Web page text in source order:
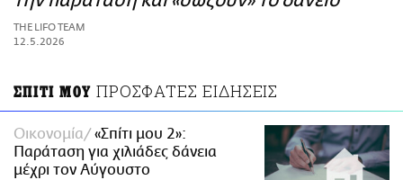
ΑΜΠΑ
PRINT
THE LIFO TEAM
12.5.2026
ΣΠΙΤΙ ΜΟΥ ΠΡΟΣΦΑΤΕΣ ΕΙΔΗΣΕΙΣ
Οικονομία
«Σπίτι μου 2»:
Παράταση για χιλιάδες δάνεια
μέχρι τον Αύγουστο